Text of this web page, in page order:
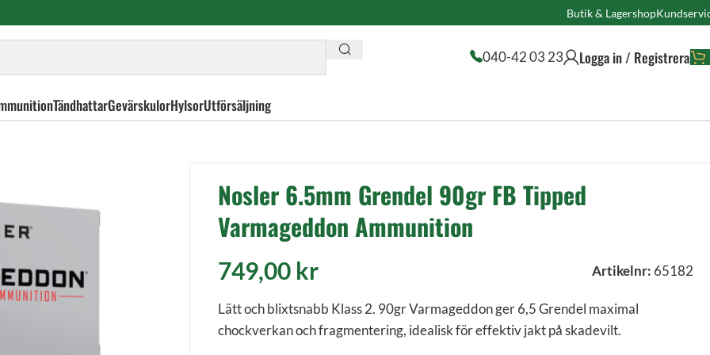
Butik & Lagershop
040-42 03 23 Logga in / Registrera
TändhattarGevärskulorHylsorUtförsäljning
Tipped Varmageddon Ammunition
Nosler 6.5mm Grendel 90gr FB Tipped
Varmageddon Ammunition
749,00 kr Artikelnr: 65182
Lätt och blixtsnabb Klass 2. 90gr Varmageddon ger 6,5 Grendel maximal
chockverkan och fragmentering, idealisk för effektiv jakt på skadevilt.